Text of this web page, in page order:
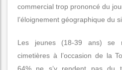
commercial trop prononcé du
l’éloignement géographique du
Les jeunes (18-39 ans) se
cimetières à l’occasion de la